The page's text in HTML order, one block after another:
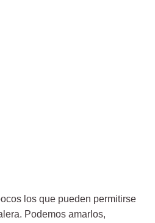
los que pueden permitirse
Podemos amarlos,